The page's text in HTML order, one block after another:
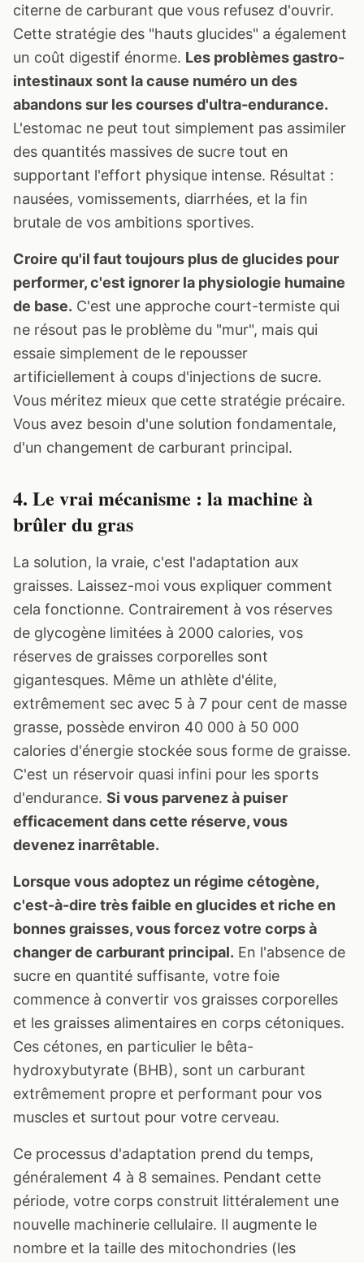
citerne de carburant que vous refusez d'ouvrir.
Cette stratégie des "hauts glucides" a également
un coût digestif énorme. Les problèmes gastro-
intestinaux sont la cause numéro un des
abandons sur les courses d'ultra-endurance.
L'estomac ne peut tout simplement pas assimiler
des quantités massives de sucre tout en
supportant l'effort physique intense. Résultat :
nausées, vomissements, diarrhées, et la fin
brutale de vos ambitions sportives.
Croire qu'il faut toujours plus de glucides pour
performer, c'est ignorer la physiologie humaine
de base. C'est une approche court-termiste qui
ne résout pas le problème du "mur", mais qui
essaie simplement de le repousser
artificiellement à coups d'injections de sucre.
Vous méritez mieux que cette stratégie précaire.
Vous avez besoin d'une solution fondamentale,
d'un changement de carburant principal.
4. Le vrai mécanisme : la machine à
brûler du gras
La solution, la vraie, c'est l'adaptation aux
graisses. Laissez-moi vous expliquer comment
cela fonctionne. Contrairement à vos réserves
de glycogène limitées à 2000 calories, vos
réserves de graisses corporelles sont
gigantesques. Même un athlète d'élite,
extrêmement sec avec 5 à 7 pour cent de masse
grasse, possède environ 40 000 à 50 000
calories d'énergie stockée sous forme de graisse.
C'est un réservoir quasi infini pour les sports
d'endurance. Si vous parvenez à puiser
efficacement dans cette réserve, vous
devenez inarrêtable.
Lorsque vous adoptez un régime cétogène,
c'est-à-dire très faible en glucides et riche en
bonnes graisses, vous forcez votre corps à
changer de carburant principal. En l'absence de
sucre en quantité suffisante, votre foie
commence à convertir vos graisses corporelles
et les graisses alimentaires en corps cétoniques.
Ces cétones, en particulier le bêta-
hydroxybutyrate (BHB), sont un carburant
extrêmement propre et performant pour vos
muscles et surtout pour votre cerveau.
Ce processus d'adaptation prend du temps,
généralement 4 à 8 semaines. Pendant cette
période, votre corps construit littéralement une
nouvelle machinerie cellulaire. Il augmente le
nombre et la taille des mitochondries (les